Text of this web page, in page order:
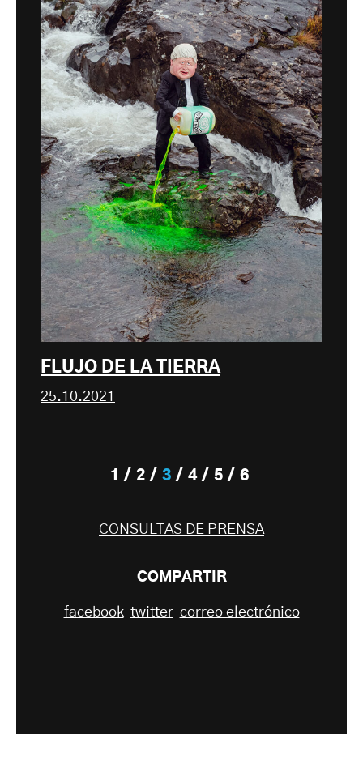
FLUJO DE LA TIERRA
25.10.2021
1 2 3 4 5 6
CONSULTAS DE PRENSA
COMPARTIR
facebook twitter correo electrónico